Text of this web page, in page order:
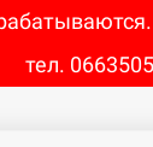
тел.